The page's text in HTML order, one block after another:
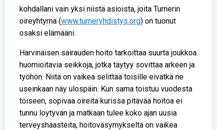
kohdallani vain yksi niistä asioista, joita Turnerin
oireyhtymä (www.turneryhdistys.org) on tuonut
osaksi elämääni.
Harvinaisen sairauden hoito tarkoittaa suurta joukkoa
huomioitavia seikkoja, jotka täytyy sovittaa arkeen ja
työhön. Niitä on vaikea selittää toisille eivätkä ne
useinkaan näy ulospäin. Kun sama toistuu vuodesta
toiseen, sopivaa oireita kurissa pitävää hoitoa ei
tunnu löytyvän ja matkaan tulee koko ajan uusia
terveyshaasteita, hoitoväsymykseltä on vaikea